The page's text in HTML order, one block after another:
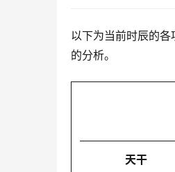
以下为当前时辰的
的分析。
天干